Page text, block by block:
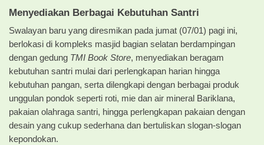
Menyediakan Berbagai Kebutuhan Santri
Swalayan baru yang diresmikan pada jumat (07/01) pagi ini,
berlokasi di kompleks masjid bagian selatan berdampingan
dengan gedung TMI Book Store, menyediakan beragam
kebutuhan santri mulai dari perlengkapan harian hingga
kebutuhan pangan, serta dilengkapi dengan berbagai produk
unggulan pondok seperti roti, mie dan air mineral Bariklana,
pakaian olahraga santri, hingga perlengkapan pakaian dengan
desain yang cukup sederhana dan bertuliskan slogan-slogan
kepondokan.